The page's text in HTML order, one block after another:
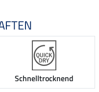
Schnelltrocknend